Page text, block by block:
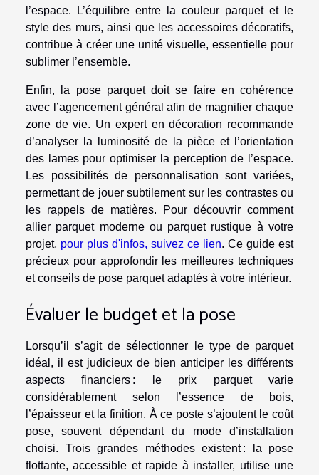
l’espace. L’équilibre entre la couleur parquet et le
style des murs, ainsi que les accessoires décoratifs,
contribue à créer une unité visuelle, essentielle pour
sublimer l’ensemble.
Enfin, la pose parquet doit se faire en cohérence
avec l’agencement général afin de magnifier chaque
zone de vie. Un expert en décoration recommande
d’analyser la luminosité de la pièce et l’orientation
des lames pour optimiser la perception de l’espace.
Les possibilités de personnalisation sont variées,
permettant de jouer subtilement sur les contrastes ou
les rappels de matières. Pour découvrir comment
allier parquet moderne ou parquet rustique à votre
projet, pour plus d'infos, suivez ce lien. Ce guide est
précieux pour approfondir les meilleures techniques
et conseils de pose parquet adaptés à votre intérieur.
Évaluer le budget et la pose
Lorsqu’il s’agit de sélectionner le type de parquet
idéal, il est judicieux de bien anticiper les différents
aspects financiers : le prix parquet varie
considérablement selon l’essence de bois,
l’épaisseur et la finition. À ce poste s’ajoutent le coût
pose, souvent dépendant du mode d’installation
choisi. Trois grandes méthodes existent : la pose
flottante, accessible et rapide à installer, utilise une